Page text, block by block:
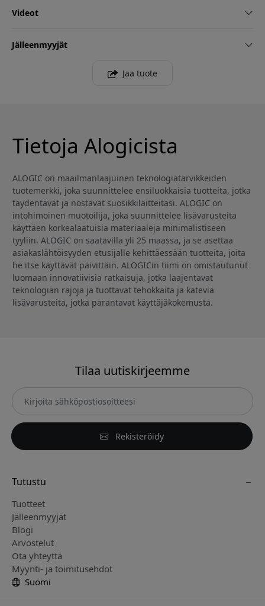
Videot
Jälleenmyyjät
Jaa tuote
Tietoja Alogicista
ALOGIC on maailmanlaajuinen teknologiatarvikkeiden
tuotemerkki, joka suunnittelee ensiluokkaisia tuotteita, jotka
täydentävät ja nostavat suosikkilaitteitasi. ALOGIC on
intohimoinen muotoilija, joka suunnittelee lisävarusteita
käyttäen korkealaatuisia materiaaleja minimalistiseen
tyyliin. ALOGIC on saatavilla yli 25 maassa, ja se asettaa
asiakaslähtöisyyden etusijalle kehittäessään tuotteita, joita
he itse käyttävät päivittäin. ALOGICin tiimi on omistautunut
luomaan innovatiivisia ratkaisuja, jotka laajentavat
teknologian rajoja ja tuottavat tehokkaita ja käteviä
lisävarusteita, jotka parantavat käyttäjäkokemusta.
Tilaa uutiskirjeemme
Rekisteröidy
Tutustu
Tuotteet
Jälleenmyyjät
Blogi
Arvostelut
Ota yhteyttä
Myynti- ja toimitusehdot
Suomi